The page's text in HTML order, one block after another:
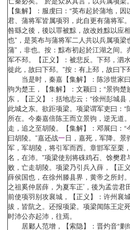
【集解】：服虔曰：“英布起於蒲地，
君、蒲将军皆属项羽，此自更有蒲将军
咎繇之後，後以罪被黥，故改姓黥以应
也”，是英布与蒲将军二人共以兵属项梁
蒲”，非也。按：黥布初起於江湖之间。
军不邳。【正义】：被悲反。下邳，泗
徙此，故曰下邳。”按：有上邳，故曰下
当是时，秦嘉【集解】：陈涉世家曰
驹为楚王，【集解】：文颖曰；“景驹楚
东，【正义】：括地志云：“徐州彭城
此城之东。欲距项梁。项梁谓军吏曰：
所在。今秦嘉倍陈王而立景驹，逆无道
走，追之至胡陵。【集解】：邓展曰：
曰胡陵。”嘉还战一日，嘉死，军降。
军，军胡陵，将引军而西。章邯军至栗
名，在沛。”项梁使别将硃鸡石、馀樊
败，亡走胡陵。项梁乃引兵入薛，【正
薛侯国也，在徐州滕县界，黄帝之所封
之祖奚仲居薛，为夏车正’，後为孟尝君
前使项羽别攻襄城，【正义】：许州襄
拔，皆阬之。还报项梁。项梁闻陈王定
时沛公亦起沛，往焉。
居鄛人范增，【索隐】：晋灼音“剿